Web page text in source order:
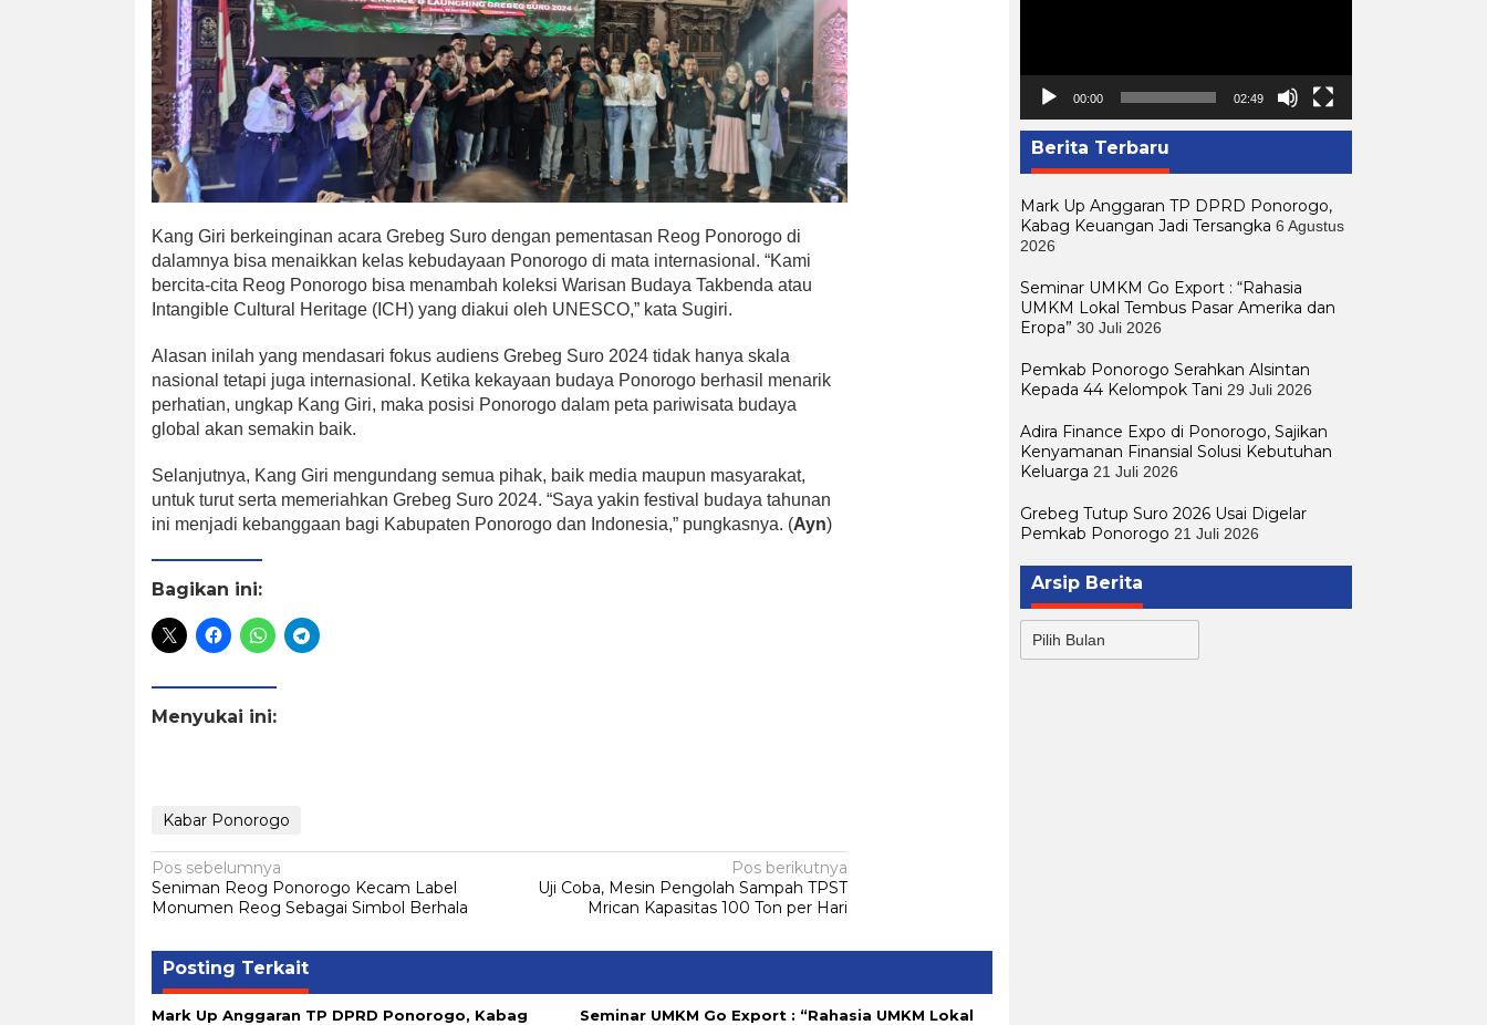
Kang Giri berkeinginan acara Grebeg Suro dengan pementasan Reog Ponorogo di
dalamnya bisa menaikkan kelas kebudayaan Ponorogo di mata internasional. “Kami
bercita-cita Reog Ponorogo bisa menambah koleksi Warisan Budaya Takbenda atau
Intangible Cultural Heritage (ICH) yang diakui oleh UNESCO,” kata Sugiri.
Alasan inilah yang mendasari fokus audiens Grebeg Suro 2024 tidak hanya skala
nasional tetapi juga internasional. Ketika kekayaan budaya Ponorogo berhasil menarik
perhatian, ungkap Kang Giri, maka posisi Ponorogo dalam peta pariwisata budaya
global akan semakin baik.
Selanjutnya, Kang Giri mengundang semua pihak, baik media maupun masyarakat,
untuk turut serta memeriahkan Grebeg Suro 2024. “Saya yakin festival budaya tahunan
ini menjadi kebanggaan bagi Kabupaten Ponorogo dan Indonesia,” pungkasnya. (Ayn)
Bagikan ini:
Menyukai ini:
Kabar Ponorogo
Navigasi
pos
Pos sebelumnya
Seniman Reog Ponorogo Kecam Label
Monumen Reog Sebagai Simbol Berhala
Pos berikutnya
Uji Coba, Mesin Pengolah Sampah TPST
Mrican Kapasitas 100 Ton per Hari
Posting Terkait
Mark Up Anggaran TP DPRD Ponorogo, Kabag
Seminar UMKM Go Export : “Rahasia UMKM Lokal
00:00 02:49
Berita Terbaru
Mark Up Anggaran TP DPRD Ponorogo,
Kabag Keuangan Jadi Tersangka 6 Agustus
2026
Seminar UMKM Go Export : “Rahasia
UMKM Lokal Tembus Pasar Amerika dan
Eropa” 30 Juli 2026
Pemkab Ponorogo Serahkan Alsintan
Kepada 44 Kelompok Tani 29 Juli 2026
Adira Finance Expo di Ponorogo, Sajikan
Kenyamanan Finansial Solusi Kebutuhan
Keluarga 21 Juli 2026
Grebeg Tutup Suro 2026 Usai Digelar
Pemkab Ponorogo 21 Juli 2026
Arsip Berita
Berita